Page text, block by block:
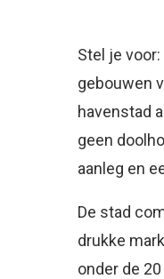
Stel je
gebouwen
havenstad
geen
aanleg en
De stad
drukke
onder de